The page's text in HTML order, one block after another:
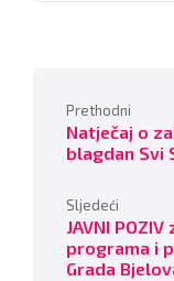
Prethodni
Natječaj o
blagdan Svi
Sljedeći
JAVNI
programa i
Grada